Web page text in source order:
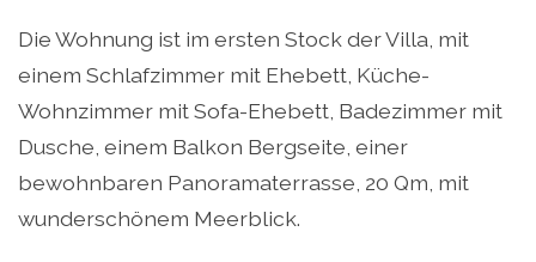
Die Wohnung ist im ersten Stock der Villa, mit
einem Schlafzimmer mit Ehebett, Küche-
Wohnzimmer mit Sofa-Ehebett, Badezimmer mit
Dusche, einem Balkon Bergseite, einer
bewohnbaren Panoramaterrasse, 20 Qm, mit
wunderschönem Meerblick.